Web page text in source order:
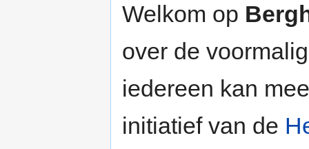
Welkom op
over de
iedereen kan
initiatief van de